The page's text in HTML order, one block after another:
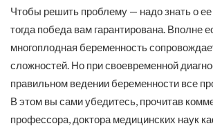
Чтобы решить проблему — надо знать о
тогда победа вам гарантирована. Вполне
многоплодная беременность
сложностей. Но при своевременной
правильном ведении беременности все
В этом вы сами убедитесь, прочитав
профессора, доктора медицинских наук